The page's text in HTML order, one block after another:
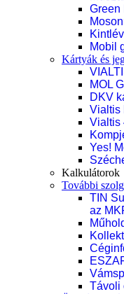
Green
Mobil
Kártyák és
MOL
DKV
Vialtis
Vialtis
Yes!
Kalkulátorok
További
TIN
az
Távoli